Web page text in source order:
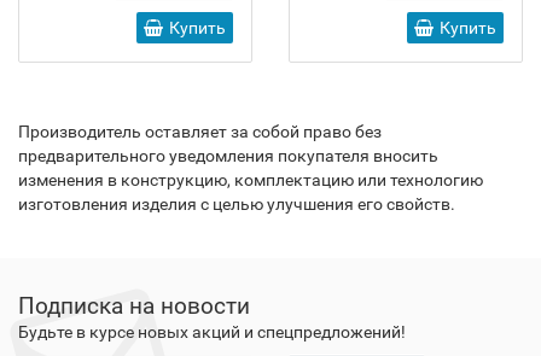
Купить Купить
Производитель оставляет за собой право без
предварительного уведомления покупателя вносить
изменения в конструкцию, комплектацию или технологию
изготовления изделия с целью улучшения его свойств.
Подписка на новости
Будьте в курсе новых акций и спецпредложений!